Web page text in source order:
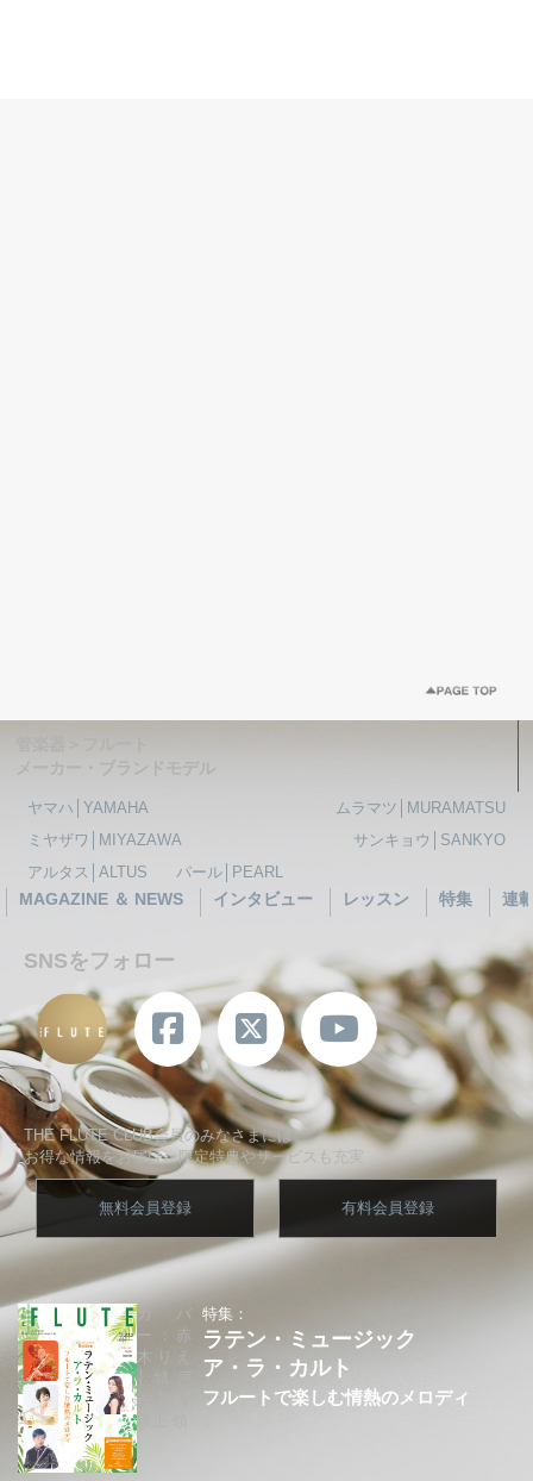
ヤマハ│YAMAHA
ムラマツ│MURAMATSU
ミヤザワ│MIYAZAWA
サンキョウ│SANKYO
アルタス│ALTUS
パール│PEARL
MAGAZINE ＆ NEWS インタビュー レッスン 特集 連
SNSをフォロー
THE FLUTE CLUB会員のみなさまには、
お得な情報をお届け、限定特典やサービスも充実
無料会員登録 有料会員登録
特集：
ラテン・ミュージック
ア・ラ・カルト
フルートで楽しむ情熱のメロディ
カバ
ー：赤
木りえ